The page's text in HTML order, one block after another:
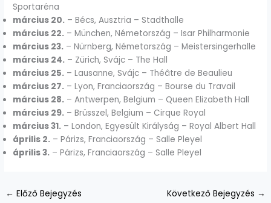
Sportaréna
március 20. – Bécs, Ausztria – Stadthalle
március 22. – München, Németország – Isar Philharmonie
március 23. – Nürnberg, Németország – Meistersingerhalle
március 24. – Zürich, Svájc – The Hall
március 25. – Lausanne, Svájc – Théâtre de Beaulieu
március 27. – Lyon, Franciaország – Bourse du Travail
március 28. – Antwerpen, Belgium – Queen Elizabeth Hall
március 29. – Brüsszel, Belgium – Cirque Royal
március 31. – London, Egyesült Királyság – Royal Albert Hall
április 2. – Párizs, Franciaország – Salle Pleyel
április 3. – Párizs, Franciaország – Salle Pleyel
← Előző Bejegyzés Következő Bejegyzés →